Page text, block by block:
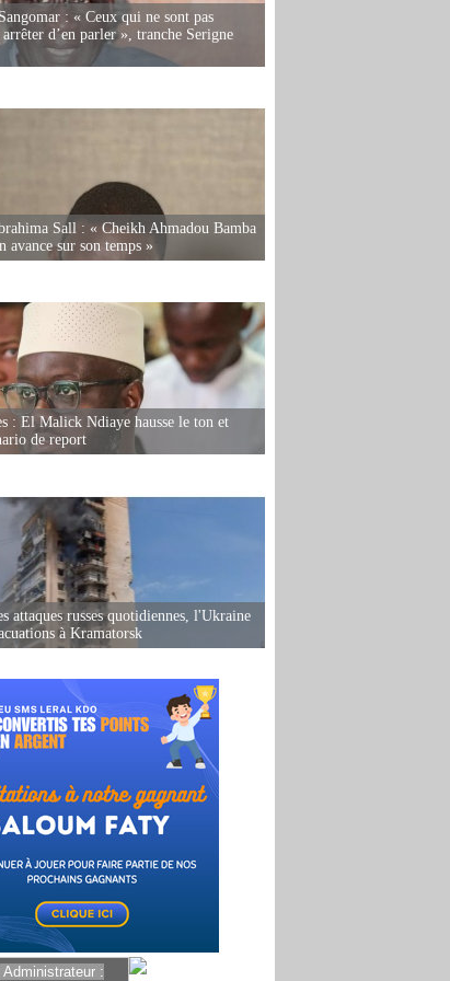
: « Ceux qui ne sont pas
d’en parler », tranche Serigne
Sall : « Cheikh Ahmadou Bamba
avance sur son temps »
: El Malick Ndiaye hausse le ton et
de report
attaques russes quotidiennes, l'Ukraine
à Kramatorsk
: